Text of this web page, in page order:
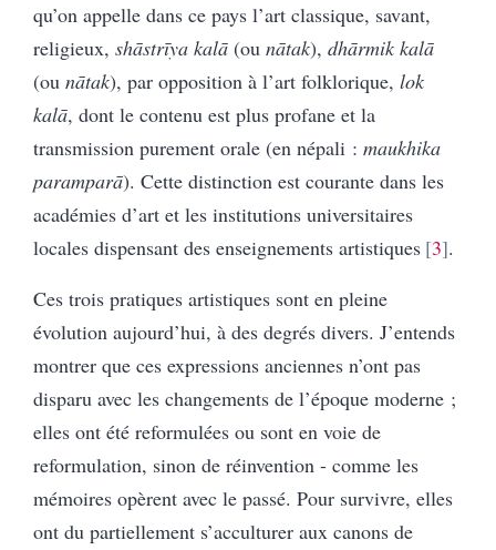
qu’on appelle dans ce pays l’art classique, savant,
religieux, shāstrīya kalā (ou nātak), dhārmik kalā
(ou nātak), par opposition à l’art folklorique, lok
kalā, dont le contenu est plus profane et la
transmission purement orale (en népali : maukhika
paramparā). Cette distinction est courante dans les
académies d’art et les institutions universitaires
locales dispensant des enseignements artistiques 3 .
Ces trois pratiques artistiques sont en pleine
évolution aujourd’hui, à des degrés divers. J’entends
montrer que ces expressions anciennes n’ont pas
disparu avec les changements de l’époque moderne ;
elles ont été reformulées ou sont en voie de
reformulation, sinon de réinvention - comme les
mémoires opèrent avec le passé. Pour survivre, elles
ont du partiellement s’acculturer aux canons de